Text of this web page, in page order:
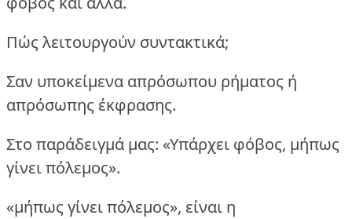
Πώς λειτουργούν συντακτικά;
Σαν υποκείμενα απρόσωπου ρήματος ή
απρόσωπης έκφρασης.
Στο παράδειγμά μας: «Υπάρχει φόβος, μήπως
γίνει πόλεμος».
«μήπως γίνει πόλεμος», είναι η